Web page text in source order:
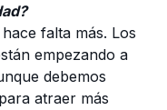
falta más. Los
empezando a
debemos
atraer más